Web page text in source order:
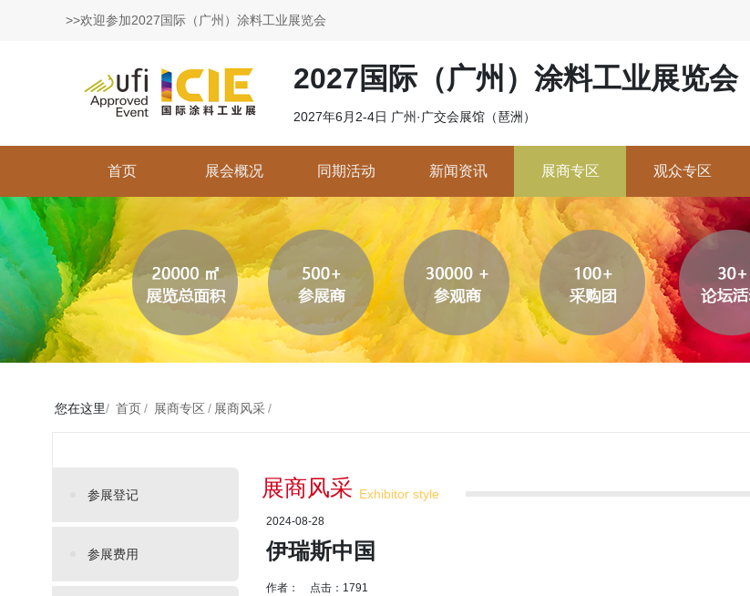
>>欢迎参加2027国际（广州）涂料工业展览会
2027国际（广州）涂料工业展览会
2027年6月2-4日 广州·广交会展馆（琶洲）
首页 展会概况 同期活动 新闻资讯 展商专区 观众专区
您在这里/ 首页/ 展商专区 / 展商风采/
参展登记
参展费用
展商风采 Exhibitor style
2024-08-28
伊瑞斯中国
作者： 点击：1791